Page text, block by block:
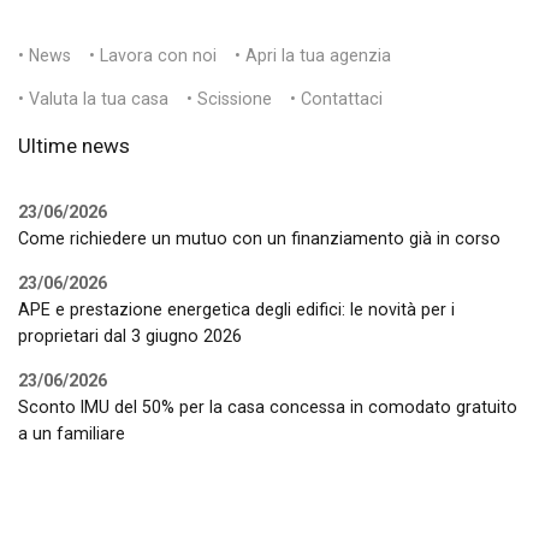
• News • Lavora con noi • Apri la tua agenzia
• Valuta la tua casa • Scissione • Contattaci
Ultime news
23/06/2026
Come richiedere un mutuo con un finanziamento già in corso
23/06/2026
APE e prestazione energetica degli edifici: le novità per i
proprietari dal 3 giugno 2026
23/06/2026
Sconto IMU del 50% per la casa concessa in comodato gratuito
a un familiare